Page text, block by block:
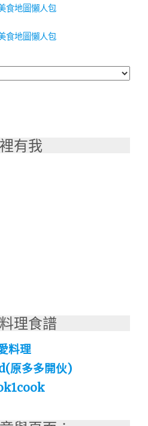
有我
理食譜
料理
原多多開伙)